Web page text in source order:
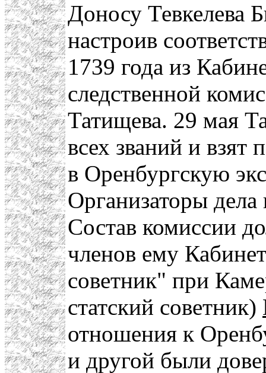
Доносу Тевкелева
настроив
1739 года из
следственной
Татищева. 29 мая
всех званий и
в Оренбургскую
Организаторы
Состав комиссии
членов ему
советник" при
статский советник)
отношения к
и другой были